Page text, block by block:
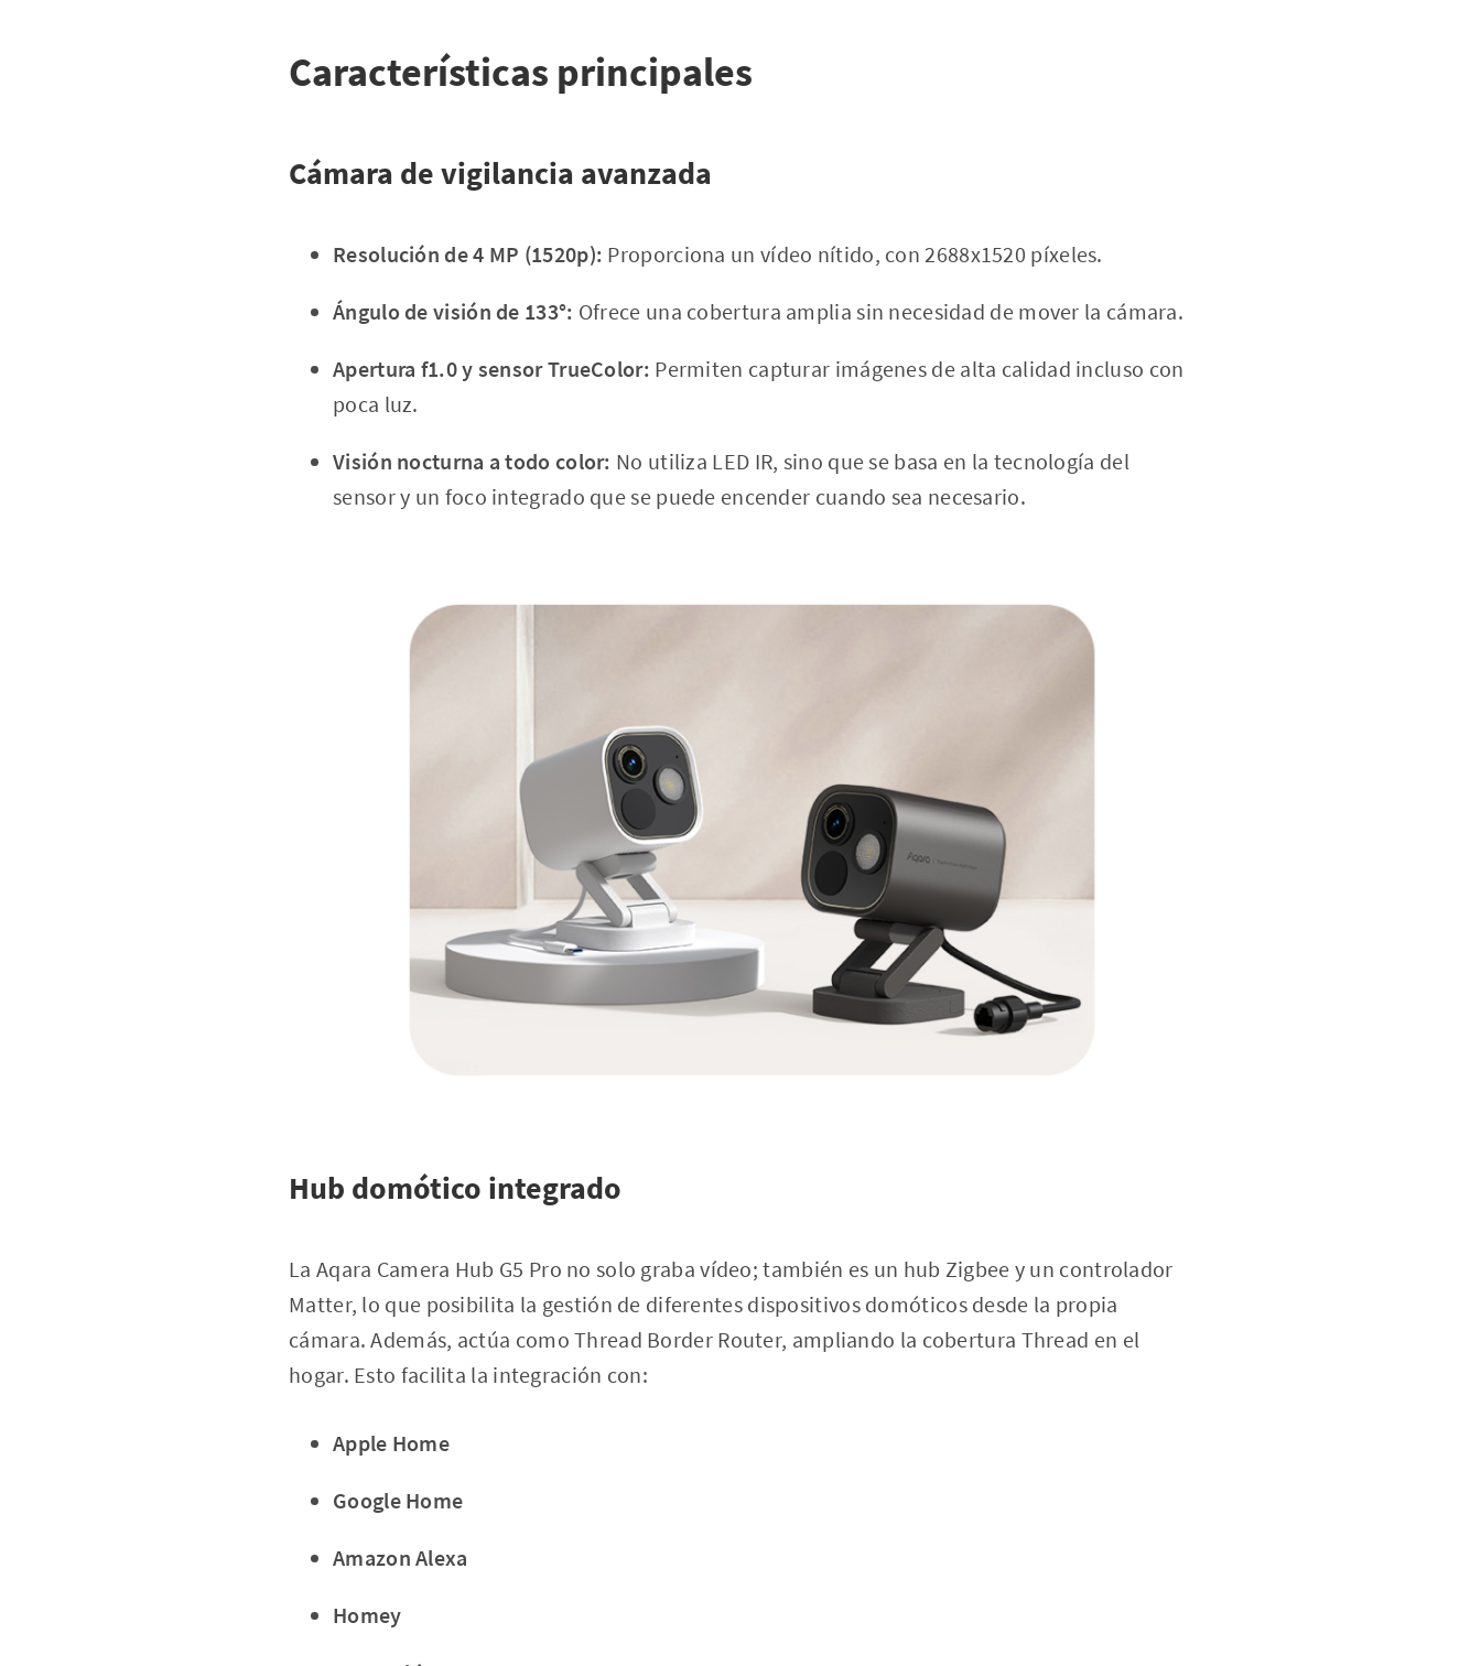
Características principales
Cámara de vigilancia avanzada
Resolución de 4 MP (1520p): Proporciona un vídeo nítido, con 2688x1520 píxeles.
Ángulo de visión de 133°: Ofrece una cobertura amplia sin necesidad de mover la cámara.
Apertura f1.0 y sensor TrueColor: Permiten capturar imágenes de alta calidad incluso con
poca luz.
Visión nocturna a todo color: No utiliza LED IR, sino que se basa en la tecnología del
sensor y un foco integrado que se puede encender cuando sea necesario.
Hub domótico integrado
La Aqara Camera Hub G5 Pro no solo graba vídeo; también es un hub Zigbee y un controlador
Matter, lo que posibilita la gestión de diferentes dispositivos domóticos desde la propia
cámara. Además, actúa como Thread Border Router, ampliando la cobertura Thread en el
hogar. Esto facilita la integración con:
Apple Home
Google Home
Amazon Alexa
Homey